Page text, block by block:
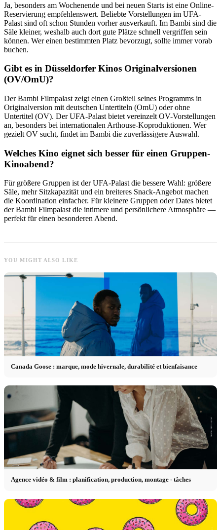
Ja, besonders am Wochenende und bei neuen Starts ist eine Online-
Reservierung empfehlenswert. Beliebte Vorstellungen im UFA-
Palast sind oft schon Stunden vorher ausverkauft. Im Bambi sind die
Säle kleiner, weshalb auch dort gute Plätze schnell vergriffen sein
können. Wer einen bestimmten Platz bevorzugt, sollte immer vorab
buchen.
Gibt es in Düsseldorfer Kinos Originalversionen
(OV/OmU)?
Der Bambi Filmpalast zeigt einen Großteil seines Programms in
Originalversion mit deutschen Untertiteln (OmU) oder ohne
Untertitel (OV). Der UFA-Palast bietet vereinzelt OV-Vorstellungen
an, besonders bei internationalen Arthouse-Koproduktionen. Wer
gezielt OV sucht, findet im Bambi die zuverlässigere Auswahl.
Welches Kino eignet sich besser für einen Gruppen-
Kinoabend?
Für größere Gruppen ist der UFA-Palast die bessere Wahl: größere
Säle, mehr Sitzkapazität und ein breiteres Snack-Angebot machen
die Koordination einfacher. Für kleinere Gruppen oder Dates bietet
der Bambi Filmpalast die intimere und persönlichere Atmosphäre —
perfekt für einen besonderen Abend.
YOU MIGHT ALSO LIKE
Canada Goose : marque, mode hivernale, durabilité et bienfaisance
Agence vidéo & film : planification, production, montage - tâches